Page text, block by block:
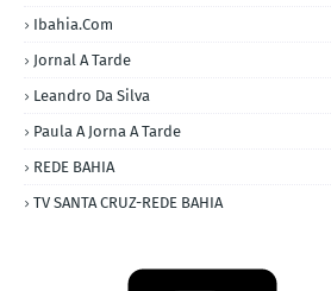
Ibahia.com
Jornal A Tarde
Leandro Da Silva
Paula A Jorna A Tarde
REDE BAHIA
TV SANTA CRUZ-REDE BAHIA